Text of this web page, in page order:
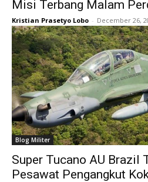
Misi Terbang Malam
Kristian Prasetyo Lobo - December 26,
Blog Militer
Super Tucano AU Brazil
Pesawat Pengangkut